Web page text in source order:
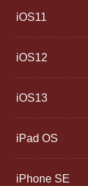
iOS11
iOS12
iOS13
iPad OS
iPhone SE